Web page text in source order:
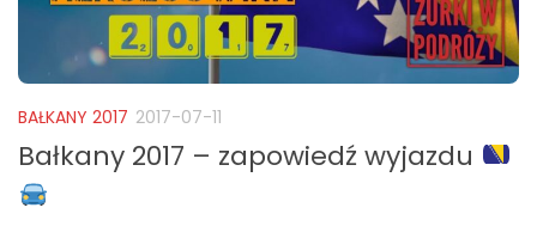
BAŁKANY 2017 2017-07-11
Bałkany 2017 – zapowiedź wyjazdu